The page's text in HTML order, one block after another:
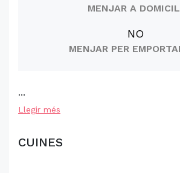
MENJAR A
NO
MENJAR PER
...
Llegir més
CUINES